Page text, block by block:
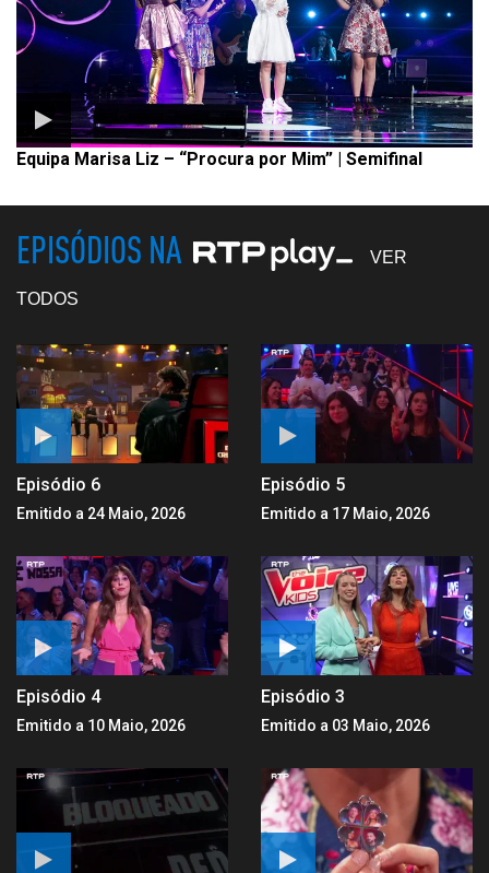
Equipa Marisa Liz – “Procura por Mim” | Semifinal
EPISÓDIOS NA VER
TODOS
Episódio 6
Emitido a 24 Maio, 2026
Episódio 5
Emitido a 17 Maio, 2026
Episódio 4
Emitido a 10 Maio, 2026
Episódio 3
Emitido a 03 Maio, 2026